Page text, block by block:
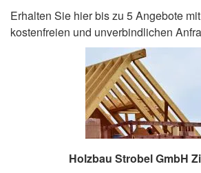
Erhalten Sie hier bis zu 5 Angebote
kostenfreien und unverbindlichen
Holzbau Strobel GmbH